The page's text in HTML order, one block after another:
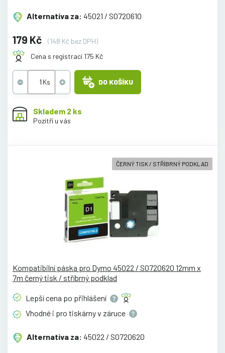
Alternativa za: 45021 / S0720610
179 Kč
(148 Kč bez DPH)
Cena s registrací 175 Kč
DO KOŠÍKU
Skladem 2 ks
Pozítří u vás
ČERNÝ TISK / STŘÍBRNÝ PODKLAD
Kompatibilní páska pro Dymo 45022 / S0720620 12mm x
7m černý tisk / stříbrný podklad
Lepší cena po přihlášení
Vhodné i pro tiskárny v záruce
Alternativa za: 45022 / S0720620